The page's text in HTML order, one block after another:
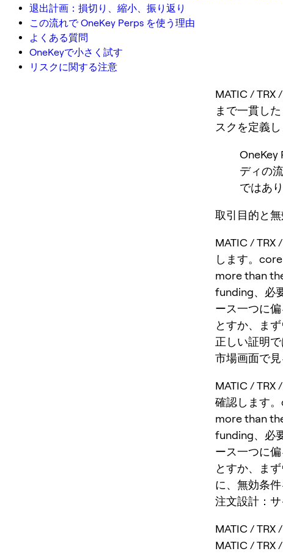
退出計画：損切り、縮小、振り返り
この流れで OneKey Perps を使う理由
よくある質問
OneKeyで小さく試す
リスクに関する注意
MATIC /
まで一貫し
スクを定義し
OneKey
ディの
ではあ
取引目的と
MATIC / TRX
します。
more than
funding、必
ース一つに
とすか、ま
正しい証明
市場画面で
MATIC /
確認します
more than
funding、必
ース一つに
とすか、ま
に、無効条件
注文設計：
MATIC /
MATIC /